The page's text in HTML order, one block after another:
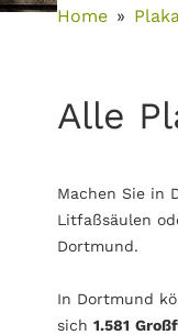
Home
Alle
Machen Sie in
Litfaßsäulen
Dortmund.
In Dortmund
sich 1.581